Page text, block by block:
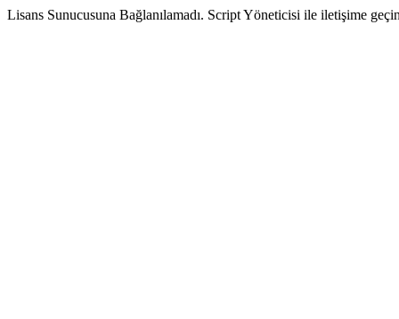
Lisans Sunucusuna Bağlanılamadı. Script Yöneticisi ile iletişime